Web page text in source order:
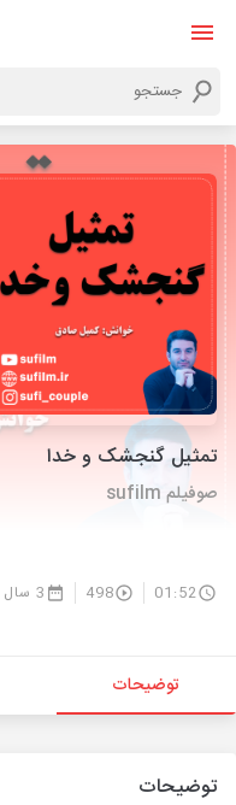
تمثیل گنجشک و خدا
صوفیلم sufilm
01:52
498 3 سال پیش
توضیحات
توضیحات